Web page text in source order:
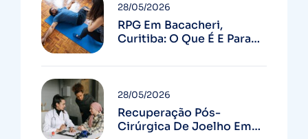
RPG Em Bacacheri,
Curitiba: O Que É E Para
28/05/2026
Recuperação Pós-
Cirúrgica De Joelho Em
28/05/2026